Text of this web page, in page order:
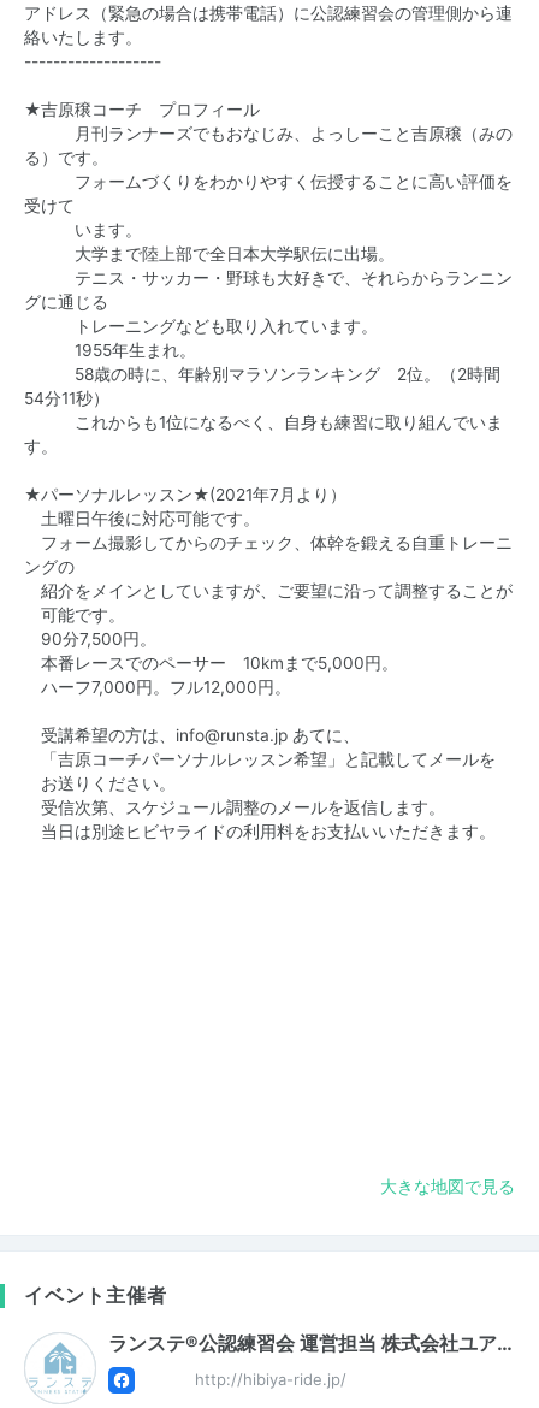
アドレス（緊急の場合は携帯電話）に公認練習会の管理側から連
絡いたします。
-------------------
★吉原穣コーチ プロフィール
月刊ランナーズでもおなじみ、よっしーこと吉原穣（みの
る）です。
フォームづくりをわかりやすく伝授することに高い評価を
受けて
います。
大学まで陸上部で全日本大学駅伝に出場。
テニス・サッカー・野球も大好きで、それらからランニン
グに通じる
トレーニングなども取り入れています。
1955年生まれ。
58歳の時に、年齢別マラソンランキング 2位。（2時間
54分11秒）
これからも1位になるべく、自身も練習に取り組んでいま
す。
★パーソナルレッスン★(2021年7月より）
土曜日午後に対応可能です。
フォーム撮影してからのチェック、体幹を鍛える自重トレーニ
ングの
紹介をメインとしていますが、ご要望に沿って調整することが
可能です。
90分7,500円。
本番レースでのペーサー 10kmまで5,000円。
ハーフ7,000円。フル12,000円。
受講希望の方は、 info@runsta.jp あてに、
「吉原コーチパーソナルレッスン希望」と記載してメールを
お送りください。
受信次第、スケジュール調整のメールを返信します。
当日は別途ヒビヤライドの利用料をお支払いいただきます。
大きな地図で見る
イベント主催者
ランステ®公認練習会 運営担当 株式会社ユア…
http://hibiya-ride.jp/